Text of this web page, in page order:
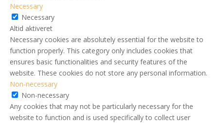
Necessary
Necessary
Altid aktiveret
Necessary cookies are absolutely essential for the website to
function properly. This category only includes cookies that
ensures basic functionalities and security features of the
website. These cookies do not store any personal information.
Non-necessary
Non-necessary
Any cookies that may not be particularly necessary for the
website to function and is used specifically to collect user